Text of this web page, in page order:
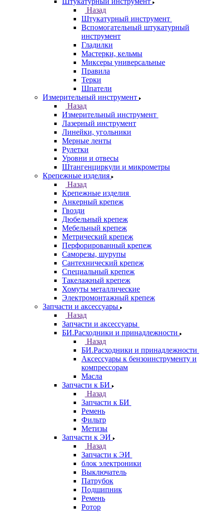
Назад
Штукатурный инструмент
Вспомогательный штукатурный
инструмент
Гладилки
Мастерки, кельмы
Миксеры универсальные
Правила
Терки
Шпатели
Измерительный инструмент
Назад
Измерительный инструмент
Лазерный инструмент
Линейки, угольники
Мерные ленты
Рулетки
Уровни и отвесы
Штангенциркули и микрометры
Крепежные изделия
Назад
Крепежные изделия
Анкерный крепеж
Гвозди
Дюбельный крепеж
Мебельный крепеж
Метрический крепеж
Перфорированный крепеж
Саморезы, шурупы
Сантехнический крепеж
Специальный крепеж
Такелажный крепеж
Хомуты металлические
Электромонтажный крепеж
Запчасти и аксессуары
Назад
Запчасти и аксессуары
БИ.Расходники и принадлежности
Назад
БИ.Расходники и принадлежности
Аксессуары к бензоинструменту и
компрессорам
Масла
Запчасти к БИ
Назад
Запчасти к БИ
Ремень
Фильтр
Метизы
Запчасти к ЭИ
Назад
Запчасти к ЭИ
блок электроники
Выключатель
Патрубок
Подшипник
Ремень
Ротор